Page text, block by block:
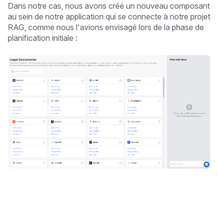
Dans notre cas, nous avons créé un nouveau composant
au sein de notre application qui se connecte à notre projet
RAG, comme nous l'avions envisagé lors de la phase de
planification initiale :